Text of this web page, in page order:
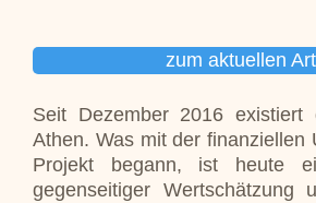
zum aktuellen
Seit Dezember 2016 existiert
Athen. Was mit der finanziellen
Projekt begann, ist heute
gegenseitiger Wertschätzung